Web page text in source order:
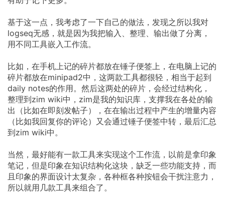
基于这一点，我考虑了一下自己的做法，发现之所以我对
logseq无感，就是因为我把输入、整理、输出做了分离，
用不同工具嵌入工作流。
比如，在手机上记的碎片都放在锤子便签上，在电脑上记的
碎片都放在minipad2中，这两款工具都很轻，相当于起到
daily notes的作用。然后这两处的碎片，会经过结构化，
整理到zim wiki中，zim是我的知识库，支撑我在各处的输
出（比如在即刻发帖子），在在输出过程中产生的增量内容
（比如我回复你的评论）又会通过锤子便签中转，最后汇总
到zim wiki中。
当然，最好能有一款工具来实现这个工作流，以前是拿印象
笔记，但是印象在知识结构化这块，缺乏一些功能支持，而
且印象的界面设计太复杂，各种框各种按钮会干扰注意力，
所以就用几款工具来组合了。